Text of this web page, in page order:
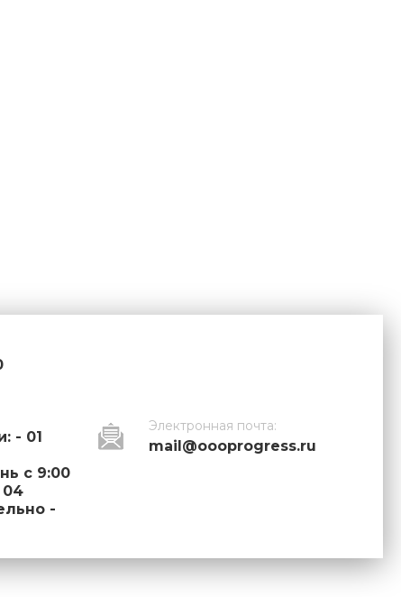
- 01
с 9:00
04
-
Электронная почта:
mail@oooprogress.ru